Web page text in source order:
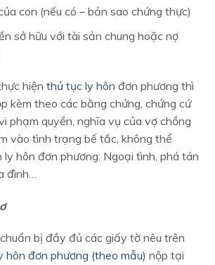
con (nếu có – bản sao chứng thực)
sở hữu với tài sản chung hoặc nợ
hiện thủ tục ly hôn đơn phương thì
kèm theo các bằng chứng, chứng cứ
phạm quyền, nghĩa vụ của vợ chồng
vào tình trạng bế tắc, không thể
ly hôn đơn phương: Ngoại tình, phá tán
đình…
bị đầy đủ các giấy tờ nêu trên
hôn đơn phương (theo mẫu) nộp tại